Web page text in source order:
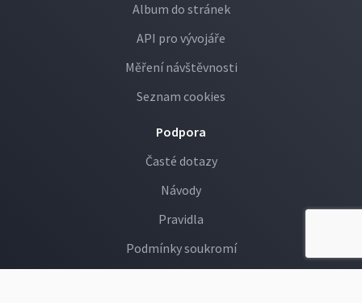
Album do stránek
API pro vývojáře
Měření návštěvnosti
Seznam cookies
Podpora
Časté dotazy
Návody
Pravidla
Podmínky soukromí